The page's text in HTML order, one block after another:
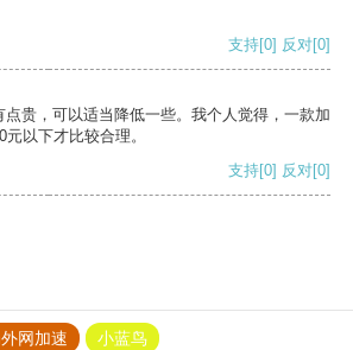
支持[0] 反对[0]
贵，可以适当降低一些。我个人觉得，一款加
以下才比较合理。
支持[0] 反对[0]
网加速
小蓝鸟